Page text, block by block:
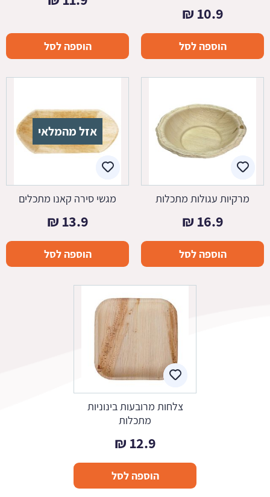
10.9
₪
הוספה לסל הוספה לסל
מרקיות עגולות מתכלות
16.9
₪
הוספה לסל
אזל מהמלאי
מגשי סירה קאנו מתכלים
13.9
₪
הוספה לסל
צלחות מרובעות בינוניות
מתכלות
12.9
₪
הוספה לסל